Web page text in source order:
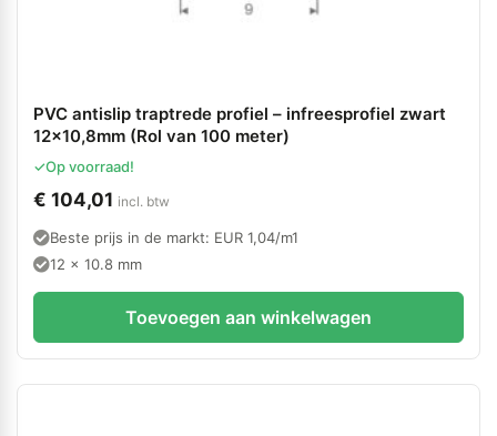
PVC antislip traptrede profiel – infreesprofiel zwart
12×10,8mm (Rol van 100 meter)
✓Op voorraad!
€ 104,01 incl. btw
Beste prijs in de markt: EUR 1,04/m1
12 x 10.8 mm
Toevoegen aan winkelwagen